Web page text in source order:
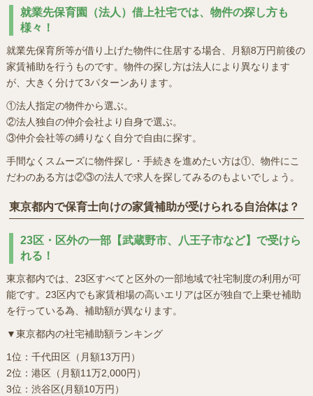
就業先保育園（法人）借上社宅では、物件の探し方も
様々！
就業先保育所等が借り上げた物件に住居する場合、月額8万円前後の
家賃補助を行うものです。物件の探し方は法人により異なります
が、大きく分けて3パターンあります。
①法人指定の物件から選ぶ。
②法人独自の仲介会社より自身で選ぶ。
③仲介会社等の縛りなく自分で自由に探す。
手間なくスムーズに物件探し・手続きを進めたい方は①、物件にこ
だわのある方は②③の法人で求人を探してみるのもよいでしょう。
東京都内で保育士向けの家賃補助が受けられる自治体は？
23区・区外の一部【武蔵野市、八王子市など】で受けら
れる！
東京都内では、23区すべてと区外の一部地域で社宅制度の利用が可
能です。23区内でも家賃相場の高いエリアは区が独自で上乗せ補助
を行っている為、補助額が異なります。
▼東京都内の社宅補助額ランキング
1位：千代田区（月額13万円）
2位：港区（月額11万2,000円）
3位：渋谷区(月額10万円）